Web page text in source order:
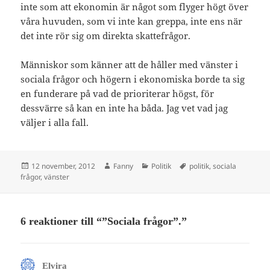
inte som att ekonomin är något som flyger högt över
våra huvuden, som vi inte kan greppa, inte ens när
det inte rör sig om direkta skattefrågor.
Människor som känner att de håller med vänster i
sociala frågor och högern i ekonomiska borde ta sig
en funderare på vad de prioriterar högst, för
dessvärre så kan en inte ha båda. Jag vet vad jag
väljer i alla fall.
Postat
12 november, 2012 Författare
Fanny Kategorier
Politik Taggar
politik,sociala
frågor,vänster
6 reaktioner till “”Sociala frågor”.”
Elvira